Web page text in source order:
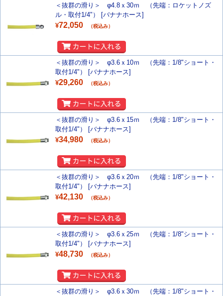
＜抜群の滑り＞ φ4.8ｘ30ｍ （先端：ロケットノズ
ル・取付1/4"） [バナナホース]
¥72,050 （税込み）
＜抜群の滑り＞ φ3.6ｘ10ｍ （先端：1/8"ショート・
取付1/4"） [バナナホース]
¥29,260 （税込み）
＜抜群の滑り＞ φ3.6ｘ15ｍ （先端：1/8"ショート・
取付1/4"） [バナナホース]
¥34,980 （税込み）
＜抜群の滑り＞ φ3.6ｘ20ｍ （先端：1/8"ショート・
取付1/4"） [バナナホース]
¥42,130 （税込み）
＜抜群の滑り＞ φ3.6ｘ25ｍ （先端：1/8"ショート・
取付1/4"） [バナナホース]
¥48,730 （税込み）
＜抜群の滑り＞ φ3.6ｘ30ｍ （先端：1/8"ショート・